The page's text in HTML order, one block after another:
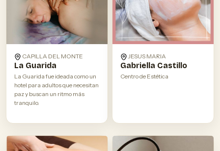
CAPILLA DEL MONTE
La Guarida
La Guarida fue ideada como un
hotel para adultos que necesitan
paz y buscan un ritmo más
tranquilo.
JESUS MARIA
Gabriella Castillo
Centro de Estética